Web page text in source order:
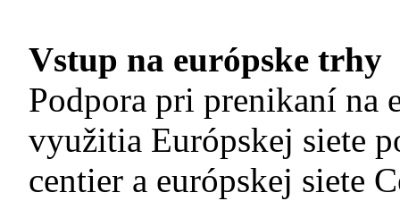
Vstup na európske trhy
Podpora pri prenikaní na
využitia Európskej siete
centier a európskej siete